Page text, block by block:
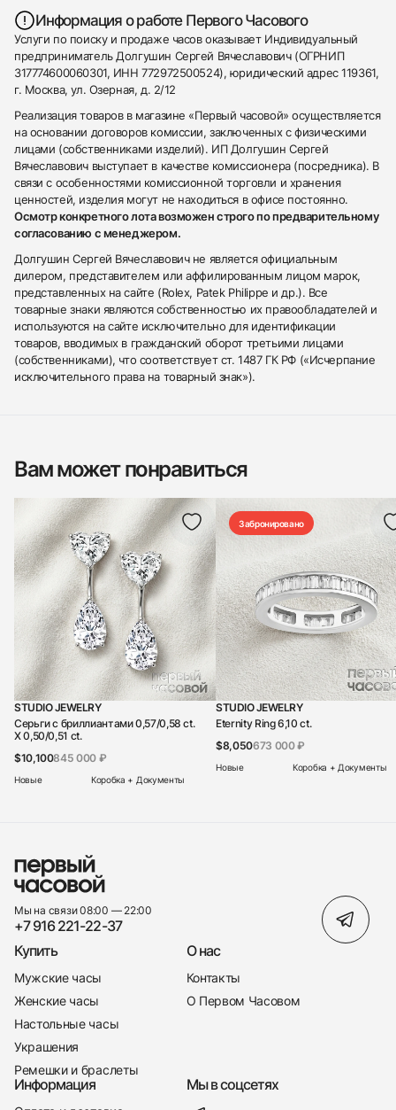
Информация о работе Первого Часового
Услуги по поиску и продаже часов оказывает Индивидуальный
предприниматель Долгушин Сергей Вячеславович (ОГРНИП
317774600060301, ИНН 772972500524), юридический адрес 119361,
г. Москва, ул. Озерная, д. 2/12
Реализация товаров в магазине «Первый часовой» осуществляется
на основании договоров комиссии, заключенных с физическими
лицами (собственниками изделий). ИП Долгушин Сергей
Вячеславович выступает в качестве комиссионера (посредника). В
связи с особенностями комиссионной торговли и хранения
ценностей, изделия могут не находиться в офисе постоянно.
Осмотр конкретного лота возможен строго по предварительному
согласованию с менеджером.
Долгушин Сергей Вячеславович не является официальным
дилером, представителем или аффилированным лицом марок,
представленных на сайте (Rolex, Patek Philippe и др.). Все
товарные знаки являются собственностью их правообладателей и
используются на сайте исключительно для идентификации
товаров, вводимых в гражданский оборот третьими лицами
(собственниками), что соответствует ст. 1487 ГК РФ («Исчерпание
исключительного права на товарный знак»).
Вам может понравиться
STUDIO JEWELRY
Серьги с бриллиантами 0,57/0,58 ct.
X 0,50/0,51 ct.
$10,100845 000 ₽
Новые Коробка + Документы
Забронировано
STUDIO JEWELRY
Eternity Ring 6,10 ct.
$8,050673 000 ₽
Новые Коробка + Документы
Мы на связи 08:00 — 22:00
+7 916 221-22-37
Купить
Мужские часы
Женские часы
Настольные часы
Украшения
Ремешки и браслеты
О нас
Контакты
О Первом Часовом
Информация Мы в соцсетях